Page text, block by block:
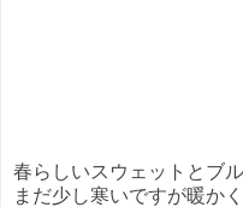
春らしいスウェットとブ
まだ少し寒いですが暖か